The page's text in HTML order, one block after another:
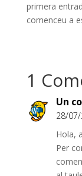
primera
comenceu a
1
Un
28/
Hola,
Per